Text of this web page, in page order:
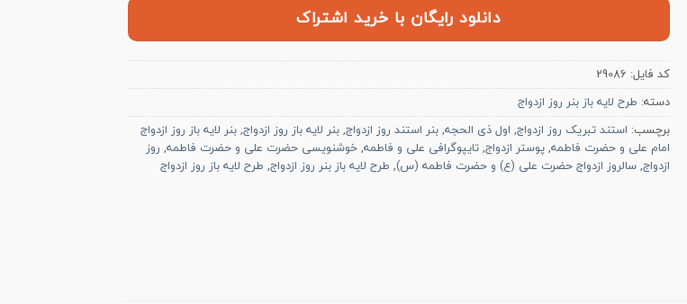
دانلود رایگان با خرید اشتراک
کد فایل: 29086
دسته: طرح لایه باز بنر روز ازدواج
برچسب: استند تبریک روز ازدواج, اول ذی الحجه,بنر استند روز ازدواج,بنر لایه باز روز ازدواج,بنر لایه باز روز ازدواج
امام علی و حضرت فاطمه,پوستر ازدواج,تایپوگرافی علی و فاطمه,خوشنویسی حضرت علی و حضرت فاطمه, روز
ازدواج,سالروز ازدواج حضرت علی (ع) و حضرت فاطمه (س), طرح لایه باز بنر روز ازدواج, طرح لایه باز روز ازدواج